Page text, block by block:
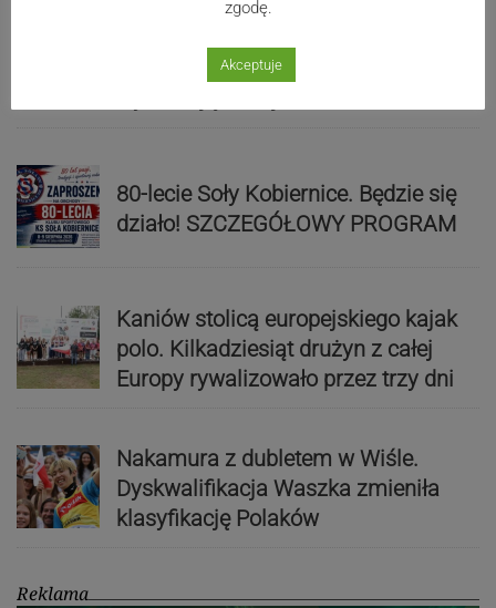
punkty. Liderzy mistrzostw
80-lecie Soły Kobiernice. Będzie się
działo! SZCZEGÓŁOWY PROGRAM
Kaniów stolicą europejskiego kajak
polo. Kilkadziesiąt drużyn z całej
Europy rywalizowało przez trzy dni
Nakamura z dubletem w Wiśle.
Dyskwalifikacja Waszka zmieniła
klasyfikację Polaków
Reklama
zgodę.
Akceptuje